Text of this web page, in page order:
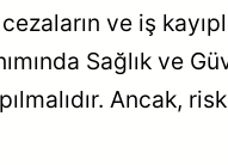
ve iş
Sağlık
Ancak,